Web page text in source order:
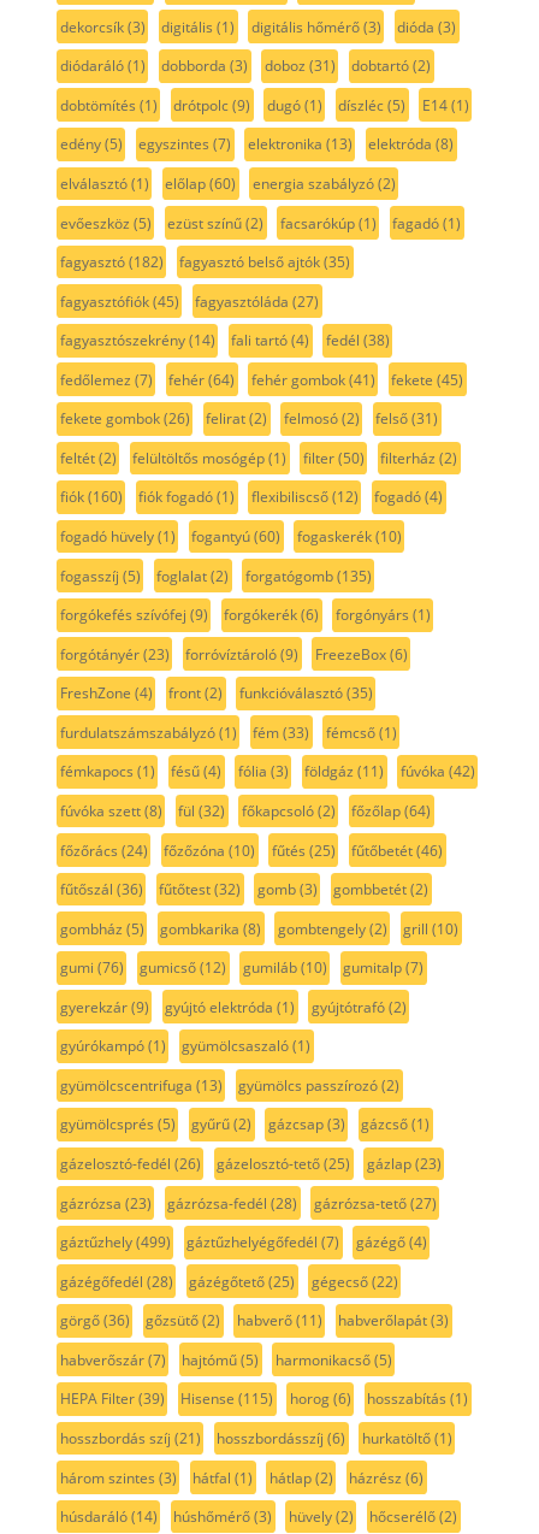
dekorcsík(3) digitális (1) digitális hőmérő(3) dióda (3)
diódaráló(1) dobborda (3) doboz (31) dobtartó(2)
dobtömítés (1) drótpolc(9) dugó(1) díszléc(5) E14(1)
edény(5) egyszintes (7) elektronika (13) elektróda (8)
elválasztó(1) előlap(60) energia szabályzó(2)
evőeszköz (5) ezüst színű(2) facsarókúp(1) fagadó(1)
fagyasztó(182) fagyasztó belső ajtók(35)
fagyasztófiók(45) fagyasztóláda (27)
fagyasztószekrény(14) fali tartó(4) fedél (38)
fedőlemez (7) fehér(64) fehér gombok(41) fekete (45)
fekete gombok(26) felirat(2) felmosó(2) felső(31)
feltét(2) felültöltős mosógép(1) filter(50) filterház (2)
fiók(160) fiók fogadó(1) flexibiliscső(12) fogadó(4)
fogadó hüvely(1) fogantyú(60) fogaskerék(10)
fogasszíj (5) foglalat(2) forgatógomb(135)
forgókefés szívófej (9) forgókerék(6) forgónyárs (1)
forgótányér(23) forróvíztároló(9) FreezeBox(6)
FreshZone (4) front(2) funkcióválasztó(35)
furdulatszámszabályzó(1) fém(33) fémcső(1)
fémkapocs (1) fésű(4) fólia (3) földgáz (11) fúvóka (42)
fúvóka szett(8) fül (32) főkapcsoló(2) főzőlap(64)
főzőrács (24) főzőzóna (10) fűtés (25) fűtőbetét(46)
fűtőszál (36) fűtőtest(32) gomb(3) gombbetét(2)
gombház (5) gombkarika (8) gombtengely(2) grill (10)
gumi (76) gumicső(12) gumiláb(10) gumitalp(7)
gyerekzár(9) gyújtó elektróda (1) gyújtótrafó(2)
gyúrókampó(1) gyümölcsaszaló(1)
gyümölcscentrifuga (13) gyümölcs passzírozó(2)
gyümölcsprés (5) gyűrű(2) gázcsap(3) gázcső(1)
gázelosztó-fedél (26) gázelosztó-tető(25) gázlap(23)
gázrózsa (23) gázrózsa-fedél (28) gázrózsa-tető(27)
gáztűzhely(499) gáztűzhelyégőfedél (7) gázégő(4)
gázégőfedél (28) gázégőtető(25) gégecső(22)
görgő(36) gőzsütő(2) habverő(11) habverőlapát(3)
habverőszár(7) hajtómű(5) harmonikacső(5)
HEPA Filter(39) Hisense (115) horog(6) hosszabítás (1)
hosszbordás szíj (21) hosszbordásszíj (6) hurkatöltő(1)
három szintes (3) hátfal (1) hátlap(2) házrész (6)
húsdaráló(14) húshőmérő(3) hüvely(2) hőcserélő(2)